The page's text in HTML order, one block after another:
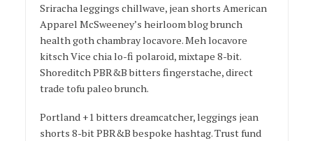
Sriracha leggings chillwave, jean shorts American
Apparel McSweeney’s heirloom blog brunch
health goth chambray locavore. Meh locavore
kitsch Vice chia lo-fi polaroid, mixtape 8-bit.
Shoreditch PBR&B bitters fingerstache, direct
trade tofu paleo brunch.
Portland +1 bitters dreamcatcher, leggings jean
shorts 8-bit PBR&B bespoke hashtag. Trust fund